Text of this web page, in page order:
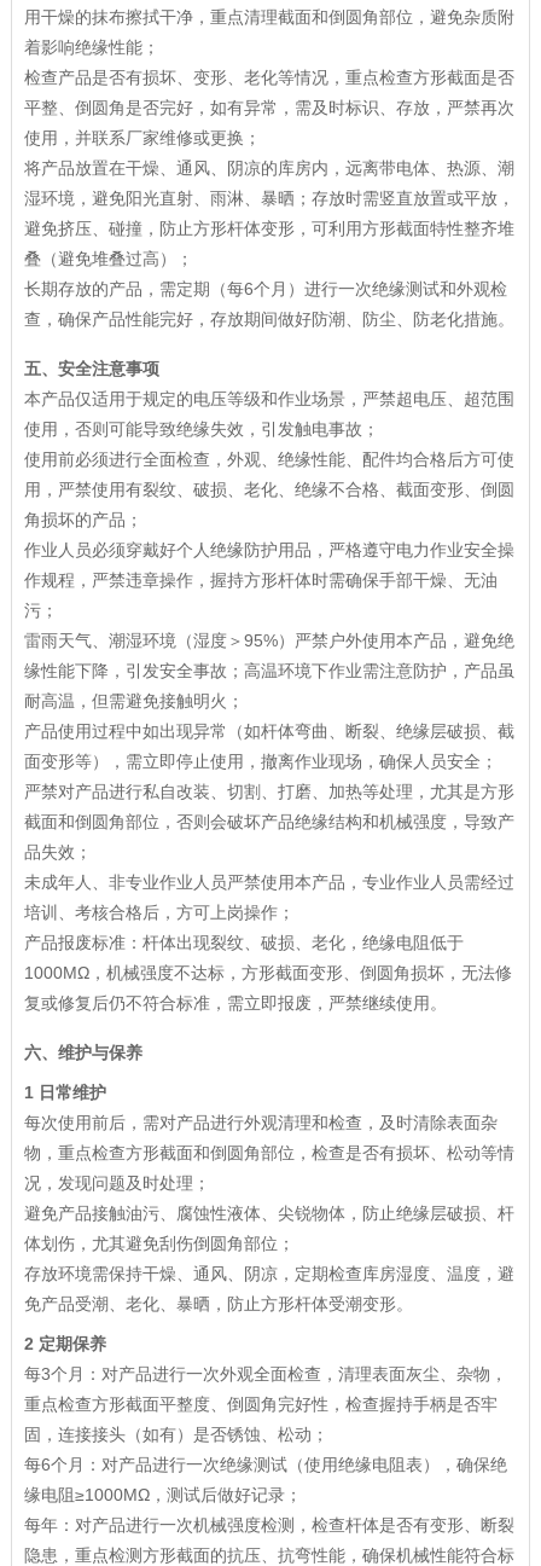
用干燥的抹布擦拭干净，重点清理截面和倒圆角部位，避免杂质附
着影响绝缘性能；
检查产品是否有损坏、变形、老化等情况，重点检查方形截面是否
平整、倒圆角是否完好，如有异常，需及时标识、存放，严禁再次
使用，并联系厂家维修或更换；
将产品放置在干燥、通风、阴凉的库房内，远离带电体、热源、潮
湿环境，避免阳光直射、雨淋、暴晒；存放时需竖直放置或平放，
避免挤压、碰撞，防止方形杆体变形，可利用方形截面特性整齐堆
叠（避免堆叠过高）；
长期存放的产品，需定期（每6个月）进行一次绝缘测试和外观检
查，确保产品性能完好，存放期间做好防潮、防尘、防老化措施。
五、安全注意事项
本产品仅适用于规定的电压等级和作业场景，严禁超电压、超范围
使用，否则可能导致绝缘失效，引发触电事故；
使用前必须进行全面检查，外观、绝缘性能、配件均合格后方可使
用，严禁使用有裂纹、破损、老化、绝缘不合格、截面变形、倒圆
角损坏的产品；
作业人员必须穿戴好个人绝缘防护用品，严格遵守电力作业安全操
作规程，严禁违章操作，握持方形杆体时需确保手部干燥、无油
污；
雷雨天气、潮湿环境（湿度＞95%）严禁户外使用本产品，避免绝
缘性能下降，引发安全事故；高温环境下作业需注意防护，产品虽
耐高温，但需避免接触明火；
产品使用过程中如出现异常（如杆体弯曲、断裂、绝缘层破损、截
面变形等），需立即停止使用，撤离作业现场，确保人员安全；
严禁对产品进行私自改装、切割、打磨、加热等处理，尤其是方形
截面和倒圆角部位，否则会破坏产品绝缘结构和机械强度，导致产
品失效；
未成年人、非专业作业人员严禁使用本产品，专业作业人员需经过
培训、考核合格后，方可上岗操作；
产品报废标准：杆体出现裂纹、破损、老化，绝缘电阻低于
1000MΩ，机械强度不达标，方形截面变形、倒圆角损坏，无法修
复或修复后仍不符合标准，需立即报废，严禁继续使用。
六、维护与保养
1 日常维护
每次使用前后，需对产品进行外观清理和检查，及时清除表面杂
物，重点检查方形截面和倒圆角部位，检查是否有损坏、松动等情
况，发现问题及时处理；
避免产品接触油污、腐蚀性液体、尖锐物体，防止绝缘层破损、杆
体划伤，尤其避免刮伤倒圆角部位；
存放环境需保持干燥、通风、阴凉，定期检查库房湿度、温度，避
免产品受潮、老化、暴晒，防止方形杆体受潮变形。
2 定期保养
每3个月：对产品进行一次外观全面检查，清理表面灰尘、杂物，
重点检查方形截面平整度、倒圆角完好性，检查握持手柄是否牢
固，连接接头（如有）是否锈蚀、松动；
每6个月：对产品进行一次绝缘测试（使用绝缘电阻表），确保绝
缘电阻≥1000MΩ，测试后做好记录；
每年：对产品进行一次机械强度检测，检查杆体是否有变形、断裂
隐患，重点检测方形截面的抗压、抗弯性能，确保机械性能符合标